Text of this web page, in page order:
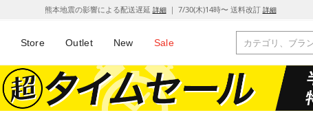
熊本地震の影響による配送遅延 詳細｜ 7/30(木)14時〜 送料改訂 詳細
Store Outlet New Sale